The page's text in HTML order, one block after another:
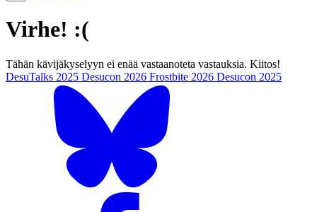
Virhe! :(
Tähän kävijäkyselyyn ei enää vastaanoteta vastauksia. Kiitos!
DesuTalks 2025 Desucon 2026 Frostbite 2026 Desucon 2025